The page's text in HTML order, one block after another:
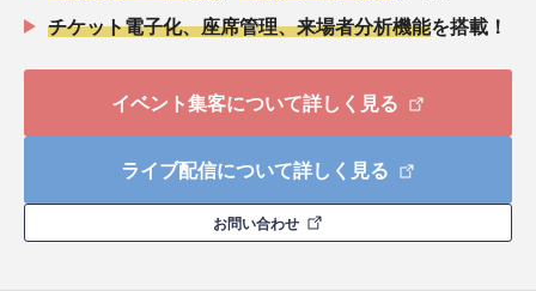
チケット電子化、座席管理、来場者分析機能を搭載！
イベント集客について詳しく見る
ライブ配信について詳しく見る
お問い合わせ